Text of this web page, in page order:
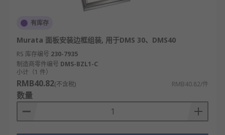
有库存
Murata 面板安装边框组装, 用于DMS 30、DMS40
RS 库存编号 230-7935
制造商零件编号 DMS-BZL1-C
小计（1 件）
RMB40.82(不含税) RMB40.82/件
数量